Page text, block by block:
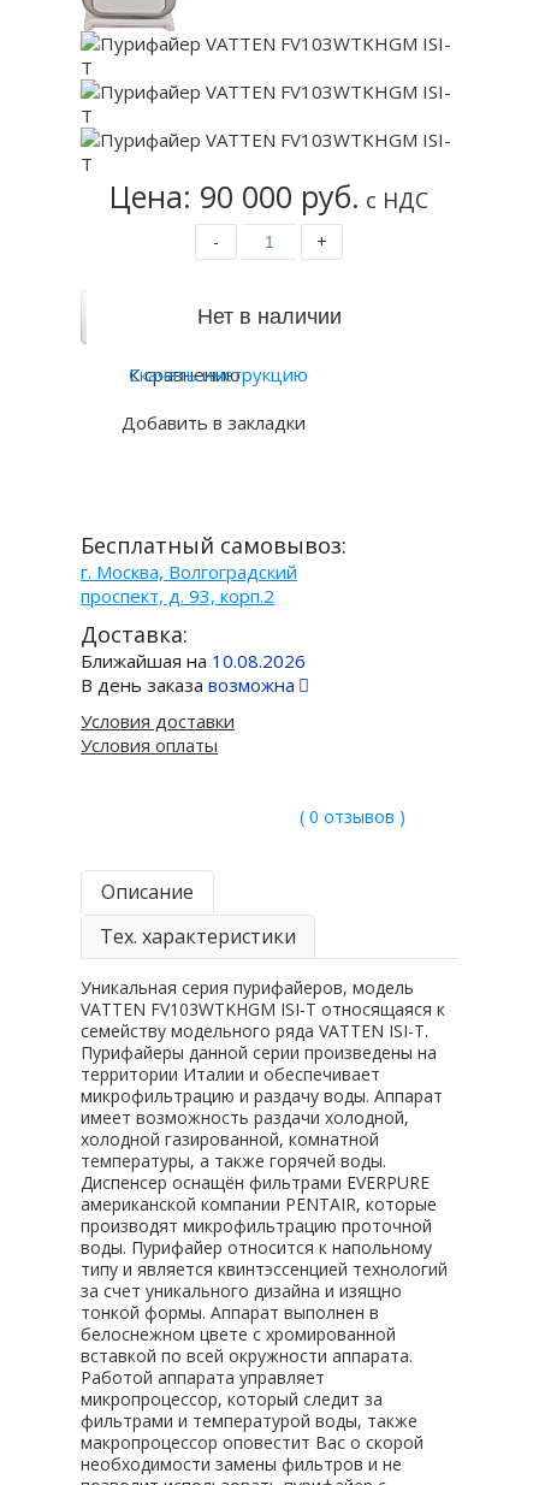
Цена: 90 000 руб. с НДС
- +
К сравнению
Добавить в закладки
Скачать инструкцию
Бесплатный самовывоз:
г. Москва, Волгоградский
проспект, д. 93, корп.2
Доставка:
Ближайшая на 10.08.2026
В день заказавозможна
Условия доставки
Условия оплаты
( 0 отзывов )
Описание
Тех. характеристики
Уникальная серия пурифайеров, модель
VATTEN FV103WTKHGM ISI-T относящаяся к
семейству модельного ряда VATTEN ISI-T.
Пурифайеры данной серии произведены на
территории Италии и обеспечивает
микрофильтрацию и раздачу воды. Аппарат
имеет возможность раздачи холодной,
холодной газированной, комнатной
температуры, а также горячей воды.
Диспенсер оснащён фильтрами EVERPURE
американской компании PENTAIR, которые
производят микрофильтрацию проточной
воды. Пурифайер относится к напольному
типу и является квинтэссенцией технологий
за счет уникального дизайна и изящно
тонкой формы. Аппарат выполнен в
белоснежном цвете с хромированной
вставкой по всей окружности аппарата.
Работой аппарата управляет
микропроцессор, который следит за
фильтрами и температурой воды, также
макропроцессор оповестит Вас о скорой
необходимости замены фильтров и не